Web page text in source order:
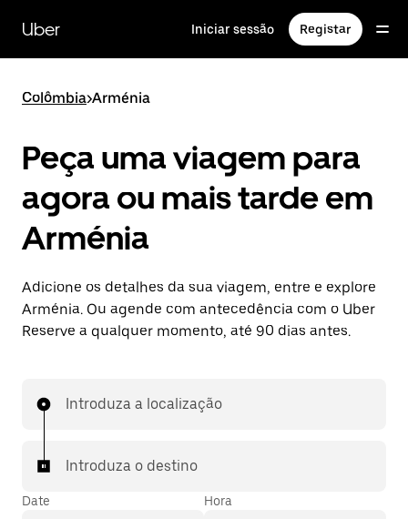
para
conteúdo
Uber Iniciar sessão Registar
Colômbia>Arménia
Peça uma viagem para
agora ou mais tarde em
Arménia
Adicione os detalhes da sua viagem, entre e explore
Arménia. Ou agende com antecedência com o Uber
Reserve a qualquer momento, até 90 dias antes.
Introduza a localização
Introduza o destino
Date Hora